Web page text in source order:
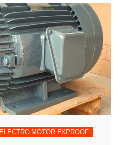
ELECTRO MOTOR EXPROOF